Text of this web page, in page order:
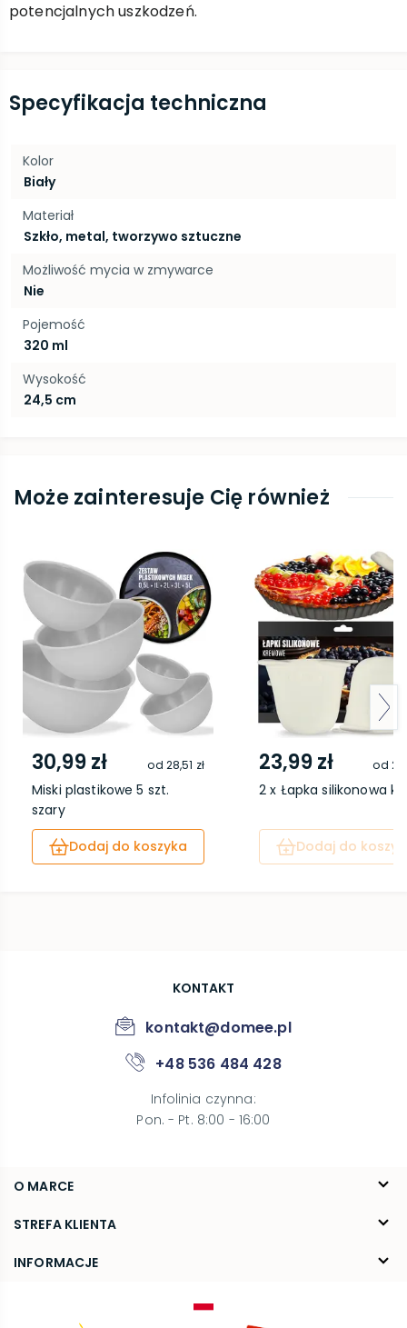
potencjalnych uszkodzeń.
Specyfikacja techniczna
Kolor
Biały
Materiał
Szkło, metal, tworzywo sztuczne
Możliwość mycia w zmywarce
Nie
Pojemość
320 ml
Wysokość
24,5 cm
Może zainteresuje Cię również
30,99 zł od 28,51 zł
Miski plastikowe 5 szt.
szary
Dodaj do koszyka
23,99 zł od
2 x Łapka silikonowa
Dodaj do
O MARCE
O nas
Blog
STREFA KLIENTA
FAQ
INFORMACJE
KONTAKT
kontakt@domee.pl
+48 536 484 428
Infolinia czynna:
Pon. - Pt. 8:00 - 16:00